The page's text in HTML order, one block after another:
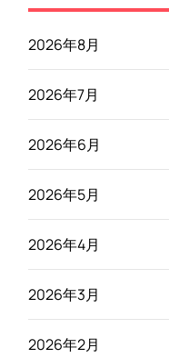
2026年8月
2026年7月
2026年6月
2026年5月
2026年4月
2026年3月
2026年2月